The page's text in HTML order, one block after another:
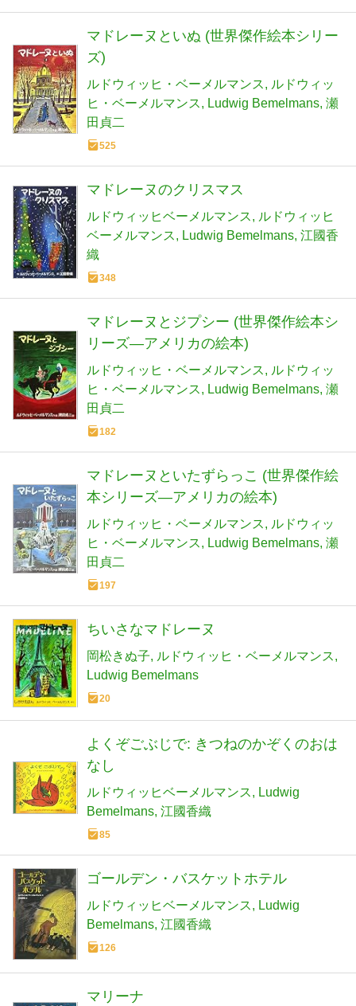
マドレーヌといぬ (世界傑作絵本シリー
ズ)
ルドウィッヒ・ベーメルマンス
ルドウィッ
ヒ・ベーメルマンス
Ludwig Bemelmans 瀬
田貞二
525
マドレーヌのクリスマス
ルドウィッヒベーメルマンス
ルドウィッヒ
ベーメルマンス
Ludwig Bemelmans 江國香
織
348
マドレーヌとジプシー (世界傑作絵本シ
リーズ―アメリカの絵本)
ルドウィッヒ・ベーメルマンス
ルドウィッ
ヒ・ベーメルマンス
Ludwig Bemelmans 瀬
田貞二
182
マドレーヌといたずらっこ (世界傑作絵
本シリーズ―アメリカの絵本)
ルドウィッヒ・ベーメルマンス
ルドウィッ
ヒ・ベーメルマンス
Ludwig Bemelmans 瀬
田貞二
197
ちいさなマドレーヌ
岡松きぬ子
ルドウィッヒ・ベーメルマンス
Ludwig Bemelmans
20
よくぞごぶじで: きつねのかぞくのおは
なし
ルドウィッヒベーメルマンス
Ludwig
Bemelmans 江國香織
85
ゴールデン・バスケットホテル
ルドウィッヒベーメルマンス
Ludwig
Bemelmans 江國香織
126
マリーナ